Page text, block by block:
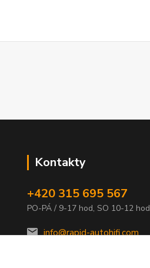
Kontakty
+420 315 695 567
PO-PÁ / 9-17 hod, SO 10-12 hod
info@rapid-autohifi.com